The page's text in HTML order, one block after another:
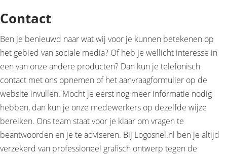
Contact
Ben je benieuwd naar wat wij voor je kunnen betekenen op
het gebied van sociale media? Of heb je wellicht interesse in
een van onze andere producten? Dan kun je telefonisch
contact met ons opnemen of het aanvraagformulier op de
website invullen. Mocht je eerst nog meer informatie nodig
hebben, dan kun je onze medewerkers op dezelfde wijze
bereiken. Ons team staat voor je klaar om vragen te
beantwoorden en je te adviseren. Bij Logosnel.nl ben je altijd
verzekerd van professioneel grafisch ontwerp tegen de